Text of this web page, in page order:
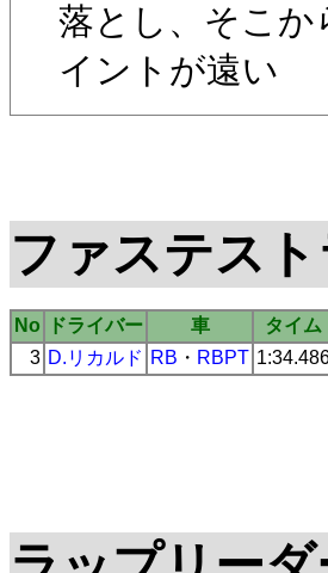
落とし、そこか
イントが遠い
ファステス
No ドライバー 車 タイム
3 D.リカルド RB ・ RBPT